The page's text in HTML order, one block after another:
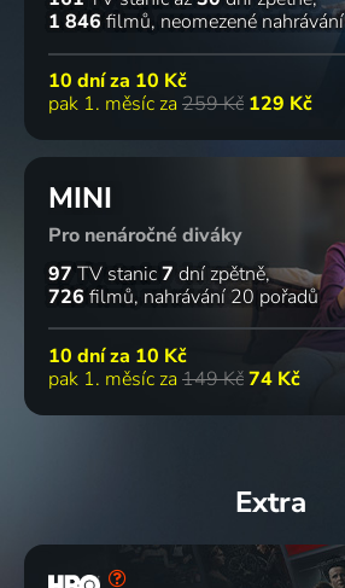
1 846 filmů neomezené nahrávání
10 dní za 10 Kč
pak 1. měsíc za 259 Kč 129 Kč
MINI
Pro nenáročné diváky
97 TV stanic7 dní zpětně
726 filmů nahrávání 20 pořadů
10 dní za 10 Kč
pak 1. měsíc za 149 Kč74 Kč
Extra